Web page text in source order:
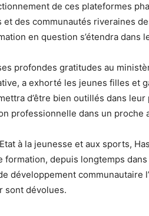
de ces plateformes
des communautés riveraines
en question s’étendra dans
profondes gratitudes au
a exhorté les jeunes filles et
d’être bien outillés dans
professionnelle dans un proche
à la jeunesse et aux sports,
depuis longtemps dans
développement communautaire
sont dévolues.